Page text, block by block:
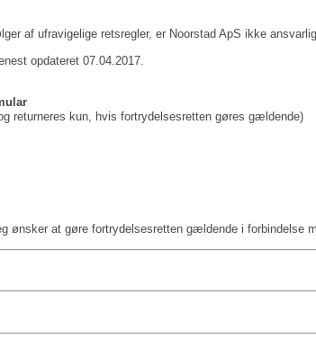
af ufravigelige retsregler, er Noorstad ApS ikke
opdateret 07.04.2017.
returneres kun, hvis fortrydelsesretten gøres gældende)
ønsker at gøre fortrydelsesretten gældende i forbindelse